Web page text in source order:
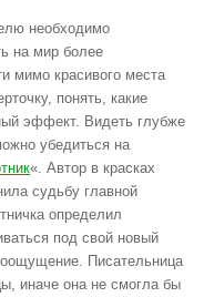
необходимо
на мир более
мимо красивого места
понять, какие
эффект. Видеть глубже
убедиться на
«. Автор в красках
судьбу главной
определил
под свой новый
Писательница
иначе она не смогла бы